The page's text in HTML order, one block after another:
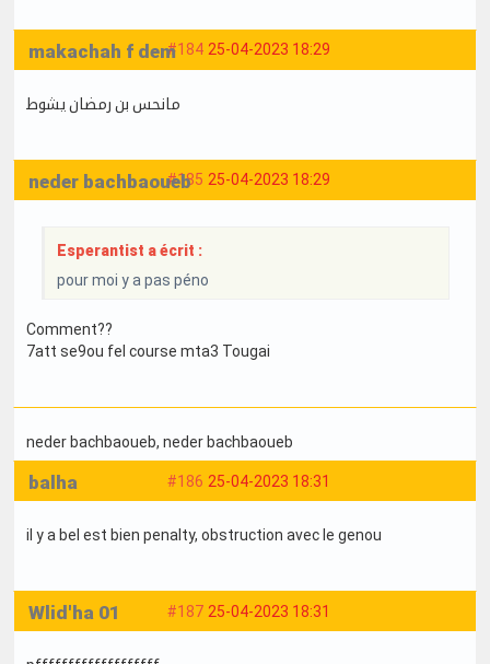
#184 25-04-2023 18:29
makachah f dem
مانحس بن رمضان يشوط
#185 25-04-2023 18:29
neder bachbaoueb
Esperantist a écrit :
pour moi y a pas péno
Comment??
7att se9ou fel course mta3 Tougai
neder bachbaoueb, neder bachbaoueb
#186 25-04-2023 18:31
balha
il y a bel est bien penalty, obstruction avec le genou
#187 25-04-2023 18:31
Wlid'ha 01